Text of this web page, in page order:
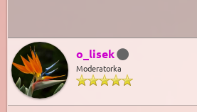
o_lisek
Moderatorka